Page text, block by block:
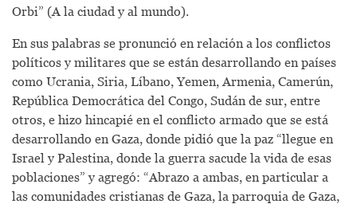
Orbi” (A la ciudad y al mundo).
En sus palabras se pronunció en relación a los conflictos
políticos y militares que se están desarrollando en países
como Ucrania, Siria, Líbano, Yemen, Armenia, Camerún,
República Democrática del Congo, Sudán de sur, entre
otros, e hizo hincapié en el conflicto armado que se está
desarrollando en Gaza, donde pidió que la paz “llegue en
Israel y Palestina, donde la guerra sacude la vida de esas
poblaciones” y agregó: “Abrazo a ambas, en particular a
las comunidades cristianas de Gaza, la parroquia de Gaza,